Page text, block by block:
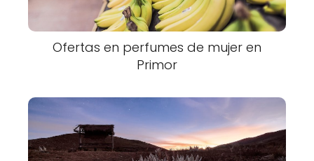
Ofertas en perfumes de mujer en
Primor